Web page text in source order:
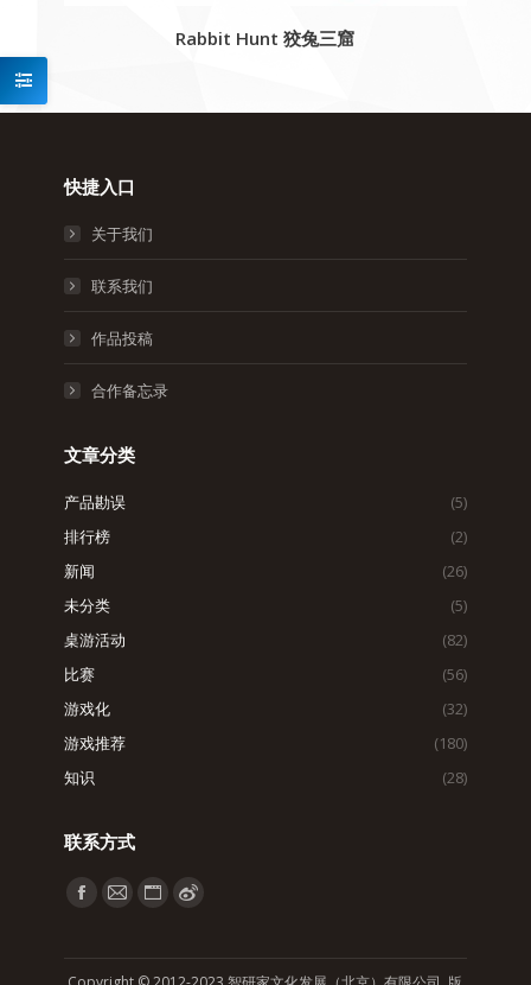
Rabbit Hunt 狡兔三窟
快捷入口
关于我们
联系我们
作品投稿
合作备忘录
文章分类
产品勘误
(5)
排行榜
(2)
新闻
(26)
未分类
(5)
桌游活动
(82)
比赛
(56)
游戏化
(32)
游戏推荐
(180)
知识
(28)
联系方式
找到我们：
Facebook
Mail WebsiteWeibo